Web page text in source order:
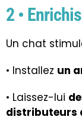
2 •
Un chat
• Installez un
• Laissez-lui
distributeurs